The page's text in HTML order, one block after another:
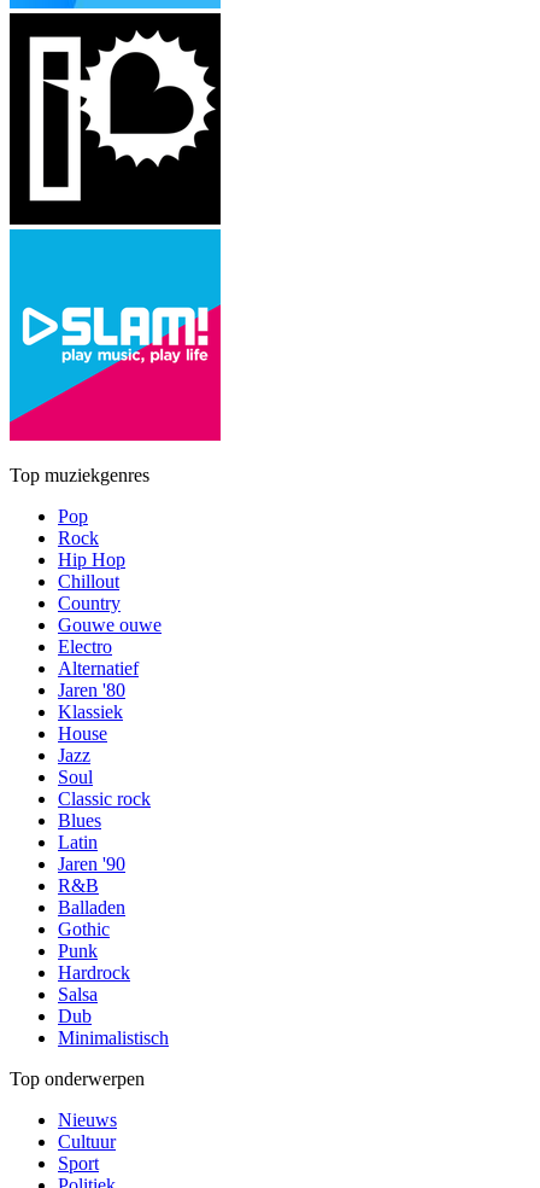
Top muziekgenres
Pop
Rock
Hip Hop
Chillout
Country
Gouwe ouwe
Electro
Alternatief
Jaren '80
Klassiek
House
Jazz
Soul
Classic rock
Blues
Latin
Jaren '90
R&B
Balladen
Gothic
Punk
Hardrock
Salsa
Dub
Minimalistisch
Top onderwerpen
Nieuws
Cultuur
Sport